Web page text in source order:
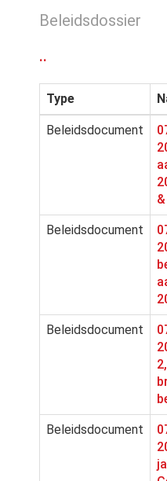
Beleidsdossier
..
Type
Beleidsdocument
Beleidsdocument
Beleidsdocument
Beleidsdocument